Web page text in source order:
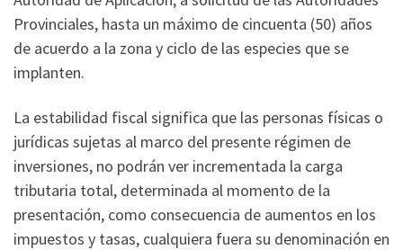
Provinciales, hasta un máximo de cincuenta (50) años
de acuerdo a la zona y ciclo de las especies que se
implanten.
La estabilidad fiscal significa que las personas físicas o
jurídicas sujetas al marco del presente régimen de
inversiones, no podrán ver incrementada la carga
tributaria total, determinada al momento de la
presentación, como consecuencia de aumentos en los
impuestos y tasas, cualquiera fuera su denominación en